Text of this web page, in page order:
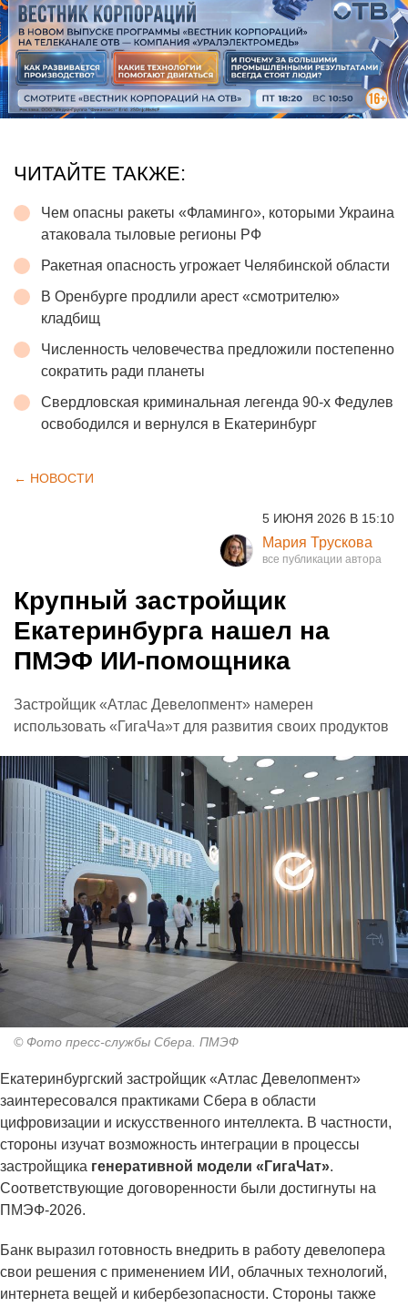
ЧИТАЙТЕ ТАКЖЕ:
Чем опасны ракеты «Фламинго», которыми Украина
атаковала тыловые регионы РФ
Ракетная опасность угрожает Челябинской области
В Оренбурге продлили арест «смотрителю»
кладбищ
Численность человечества предложили постепенно
сократить ради планеты
Свердловская криминальная легенда 90-х Федулев
освободился и вернулся в Екатеринбург
← НОВОСТИ
5 ИЮНЯ 2026 В 15:10
Мария Трускова
Крупный застройщик
Екатеринбурга нашел на
ПМЭФ ИИ-помощника
Застройщик «Атлас Девелопмент» намерен
использовать «ГигаЧа»т для развития своих продуктов
© Фото пресс-службы Сбера. ПМЭФ
Екатеринбургский застройщик «Атлас Девелопмент»
заинтересовался практиками Сбера в области
цифровизации и искусственного интеллекта. В частности,
стороны изучат возможность интеграции в процессы
застройщика генеративной модели «ГигаЧат».
Соответствующие договоренности были достигнуты на
ПМЭФ-2026.
Банк выразил готовность внедрить в работу девелопера
свои решения с применением ИИ, облачных технологий,
интернета вещей и кибербезопасности. Стороны также